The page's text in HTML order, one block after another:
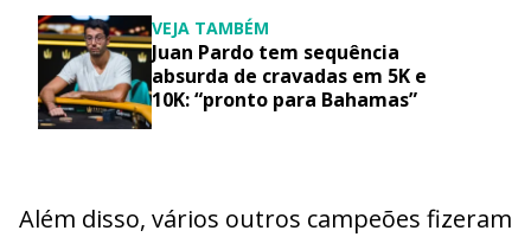
VEJA TAMBÉM
Juan Pardo tem sequência
absurda de cravadas em 5K e
10K: “pronto para Bahamas”
Além disso, vários outros campeões fizeram